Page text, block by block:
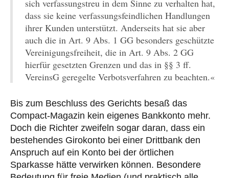
sich verfassungstreu in dem Sinne zu verhalten hat,
dass sie keine verfassungsfeindlichen Handlungen
ihrer Kunden unterstützt. Anderseits hat sie aber
auch die in Art. 9 Abs. 1 GG besonders geschützte
Vereinigungsfreiheit, die in Art. 9 Abs. 2 GG
hierfür gesetzten Grenzen und das in §§ 3 ff.
VereinsG geregelte Verbotsverfahren zu beachten.«
Bis zum Beschluss des Gerichts besaß das
Compact-Magazin kein eigenes Bankkonto mehr.
Doch die Richter zweifeln sogar daran, dass ein
bestehendes Girokonto bei einer Drittbank den
Anspruch auf ein Konto bei der örtlichen
Sparkasse hätte verwirken können. Besondere